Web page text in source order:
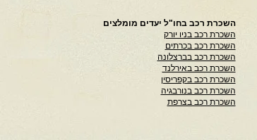
השכרת רכב בחו"ל יעדים מומלצים
השכרת רכב בניו יורק
השכרת רכב בכרתים
השכרת רכב בברצלונה
השכרת רכב באירלנד
השכרת רכב בקפריסין
השכרת רכב בנורבגיה
השכרת רכב בצרפת